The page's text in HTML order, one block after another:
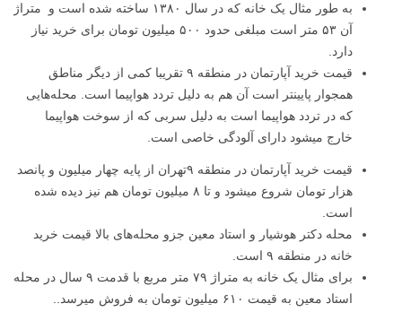
به طور مثال یک خانه که در سال ۱۳۸۰ ساخته شده است و متراژ
آن ۵۳ متر است مبلغی حدود ۵۰۰ میلیون تومان برای خرید نیاز
دارد.
قیمت خرید آپارتمان در منطقه ۹ تقریبا کمی از دیگر مناطق
همجوار پایینتر است آن هم به دلیل تردد هواپیما است. محله‌هایی
که در تردد هواپیما است به دلیل سربی که از سوخت هواپیما
خارج میشود دارای آلودگی خاصی است.
قیمت خرید آپارتمان در منطقه ۹تهران از پایه چهار میلیون و پانصد
هزار تومان شروع میشود و تا ۸ میلیون تومان هم نیز دیده شده
است.
محله دکتر هوشیار و استاد معین جزو محله‌های بالا قیمت خرید
خانه در منطقه ۹ است.
برای مثال یک خانه به متراژ ۷۹ متر مربع با قدمت ۹ سال در محله
استاد معین به قیمت ۶۱۰ میلیون تومان به فروش میرسد..